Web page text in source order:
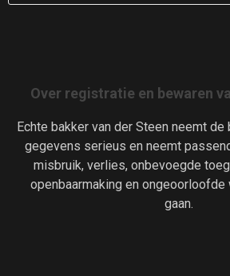
Over registratie en bewaren
Echte bakker van der Steen neemt de
gegevens serieus en neemt
misbruik, verlies, onbevoegde
openbaarmaking en
gaan.